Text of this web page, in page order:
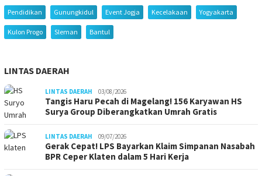
Pendidikan Gunungkidul Event Jogja Kecelakaan Yogyakarta
Kulon Progo Sleman Bantul
LINTAS DAERAH
LINTAS DAERAH 03/08/2026
Tangis Haru Pecah di Magelang! 156 Karyawan HS
Surya Group Diberangkatkan Umrah Gratis
LINTAS DAERAH 09/07/2026
Gerak Cepat! LPS Bayarkan Klaim Simpanan Nasabah
BPR Ceper Klaten dalam 5 Hari Kerja